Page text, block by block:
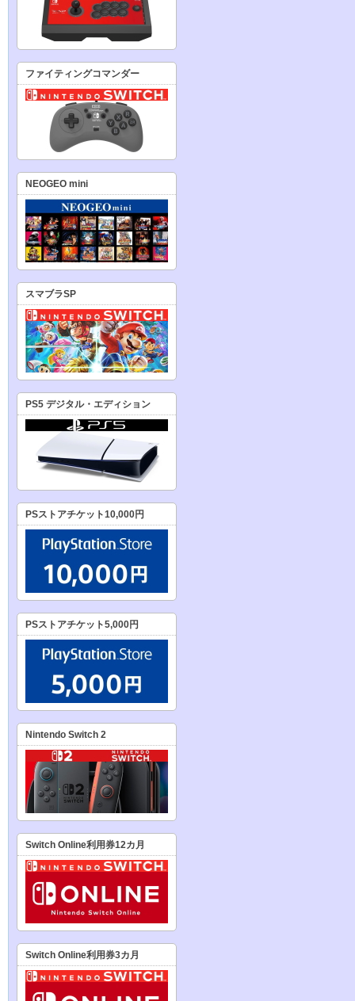
ファイティングコマンダー
NEOGEO mini
スマブラSP
PS5 デジタル・エディション
PSストアチケット10,000円
PSストアチケット5,000円
Nintendo Switch 2
Switch Online利用券12カ月
Switch Online利用券3カ月